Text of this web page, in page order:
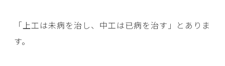
「上工は未病を治し、中工は已病を治す」とありま
す。